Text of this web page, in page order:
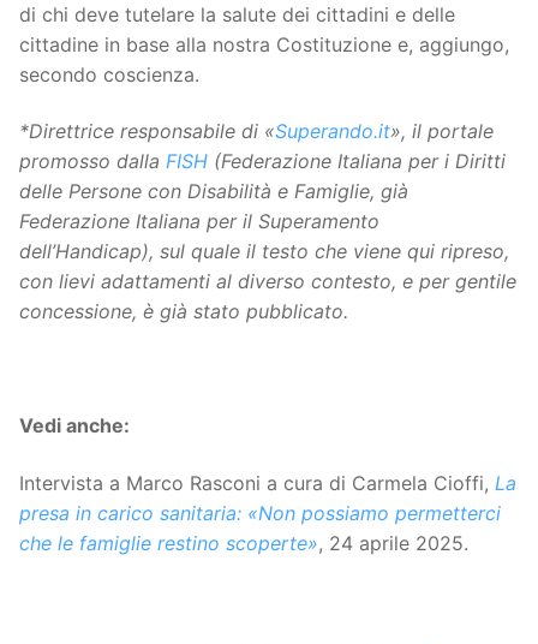
di chi deve tutelare la salute dei cittadini e delle
cittadine in base alla nostra Costituzione e, aggiungo,
secondo coscienza.
*Direttrice responsabile di «Superando.it», il portale
promosso dalla FISH (Federazione Italiana per i Diritti
delle Persone con Disabilità e Famiglie, già
Federazione Italiana per il Superamento
dell’Handicap), sul quale il testo che viene qui ripreso,
con lievi adattamenti al diverso contesto, e per gentile
concessione, è già stato pubblicato.
Vedi anche:
Intervista a Marco Rasconi a cura di Carmela Cioffi, La
presa in carico sanitaria: «Non possiamo permetterci
che le famiglie restino scoperte», 24 aprile 2025.